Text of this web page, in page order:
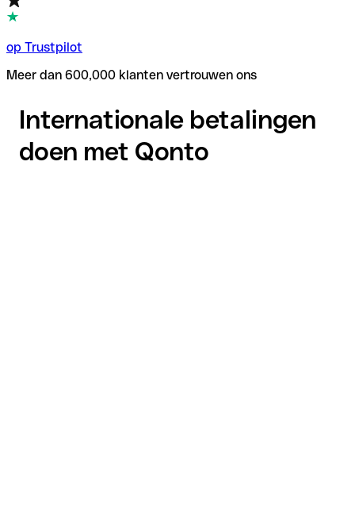
op Trustpilot
Meer dan 600,000 klanten vertrouwen ons
Internationale betalingen
doen met Qonto